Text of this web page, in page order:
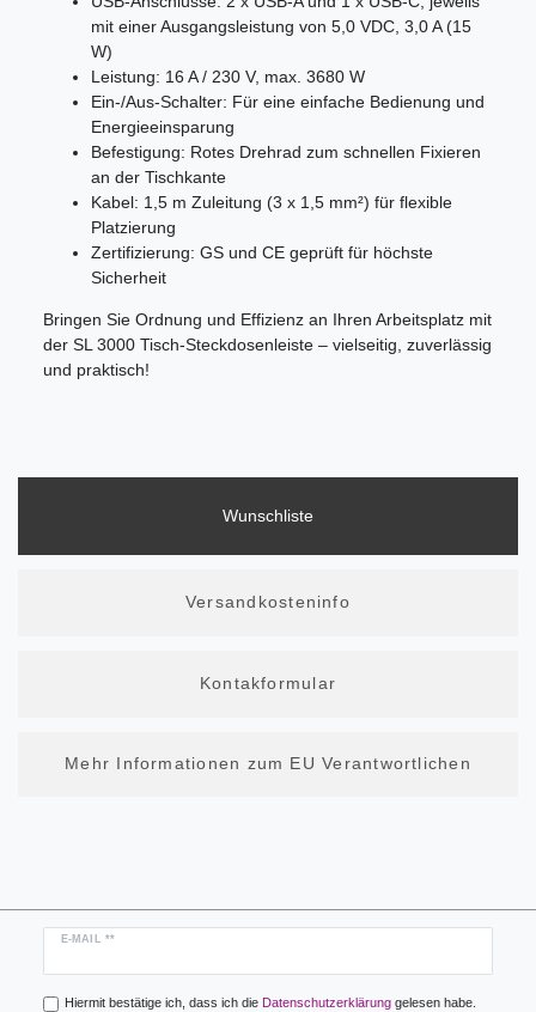
mit einer Ausgangsleistung von 5,0 VDC, 3,0 A (15
W)
Leistung: 16 A / 230 V, max. 3680 W
Ein-/Aus-Schalter: Für eine einfache Bedienung und
Energieeinsparung
Befestigung: Rotes Drehrad zum schnellen Fixieren
an der Tischkante
Kabel: 1,5 m Zuleitung (3 x 1,5 mm²) für flexible
Platzierung
Zertifizierung: GS und CE geprüft für höchste
Sicherheit
Bringen Sie Ordnung und Effizienz an Ihren Arbeitsplatz mit
der SL 3000 Tisch-Steckdosenleiste – vielseitig, zuverlässig
und praktisch!
Wunschliste
Versandkosteninfo
Kontakformular
Mehr Informationen zum EU Verantwortlichen
E-MAIL **
Newsletter
Hiermit bestätige ich, dass ich die Daten­schutz­erklärunggelesen habe.